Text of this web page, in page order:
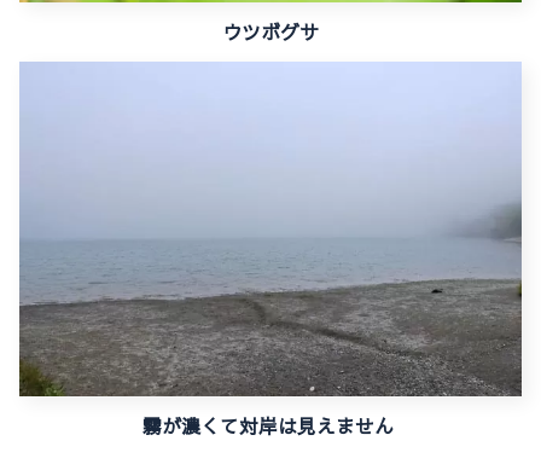
ウツボグサ
霧が濃くて対岸は見えません